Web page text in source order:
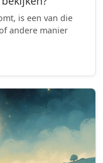
is een van die
andere manier